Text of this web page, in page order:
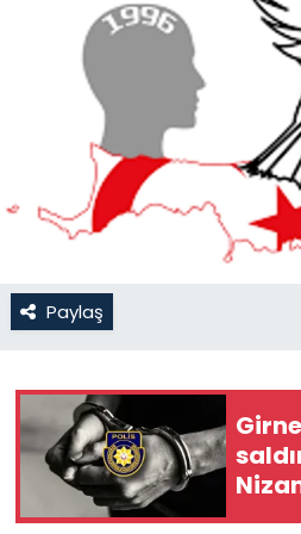
Paylaş
Gündem
KKTC
KKTC YEREL SEÇİM
Kültür Sanat
Moda
Nöbetçi Eczaneler
Otomobil Dünyası
Politika